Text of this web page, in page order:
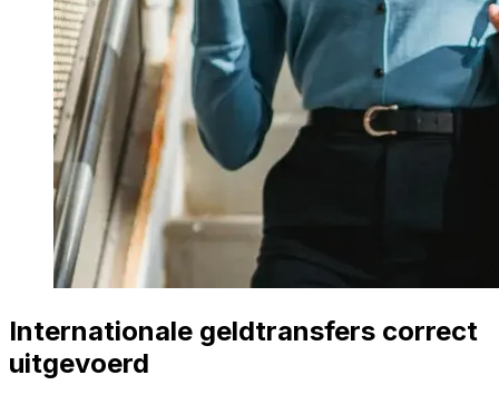
Internationale geldtransfers correct
uitgevoerd